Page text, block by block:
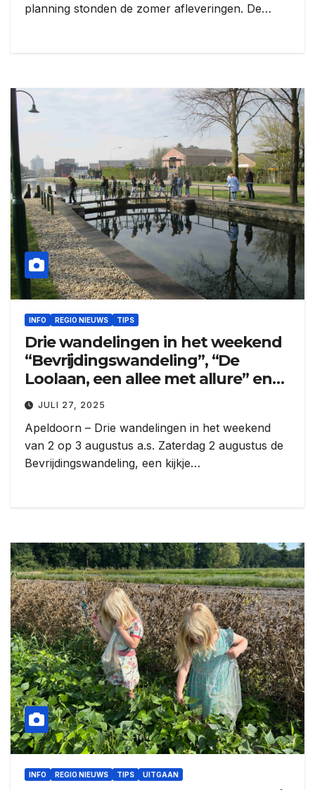
planning stonden de zomer afleveringen. De…
INFO REGIO NIEUWS TIPS
Drie wandelingen in het weekend
“Bevrijdingswandeling”, “De
Loolaan, een allee met allure” en
“Centrumwandeling
JULI 27, 2025
Apeldoorn – Drie wandelingen in het weekend
van 2 op 3 augustus a.s. Zaterdag 2 augustus de
Bevrijdingswandeling, een kijkje…
INFO REGIO NIEUWS TIPS UITGAAN